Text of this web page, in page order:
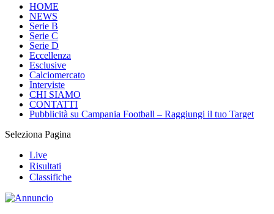
HOME
NEWS
Serie B
Serie C
Serie D
Eccellenza
Esclusive
Calciomercato
Interviste
CHI SIAMO
CONTATTI
Pubblicità su Campania Football – Raggiungi il tuo Target
Seleziona Pagina
Live
Risultati
Classifiche